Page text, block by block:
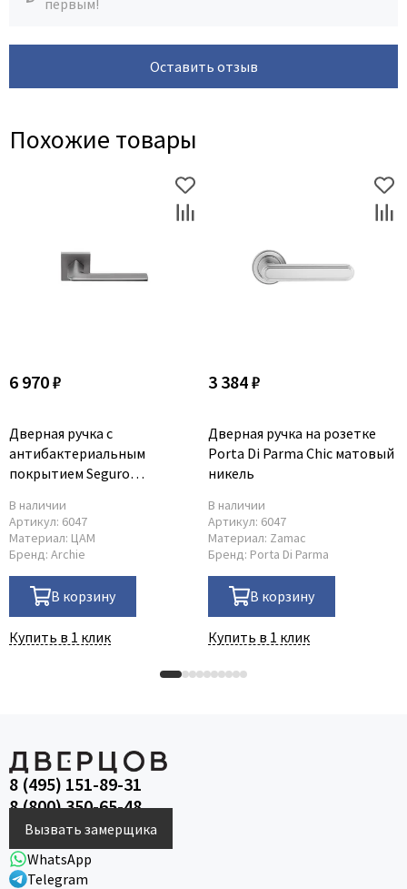
Оставить отзыв
Похожие товары
6 970 ₽
Дверная ручка с
антибактериальным
покрытием Seguro
В наличии
Артикул: 6047
Материал: ЦАМ
Бренд: Archie
В корзину
Купить в 1 клик
3 384 ₽
Дверная ручка на розетке
Porta Di Parma Chic матовый
никель
В наличии
Артикул: 6047
Материал: Zamac
Бренд: Porta Di Parma
В корзину
Купить в 1 клик
8 (495) 151-89-31
8 (800) 350-65-48
Вызвать замерщика
WhatsApp
Telegram